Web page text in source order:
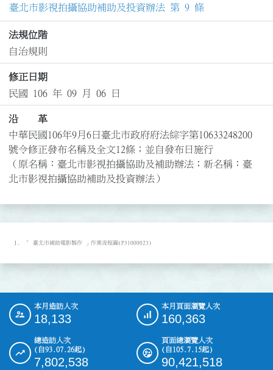
臺北市影視拍攝協助補助及投資辦法 第 9 條
法規位階
自治規則
修正日期
民國 106 年 09 月 06 日
沿 革
中華民國106年9月6日臺北市政府府法綜字第10633248200
號令修正發布名稱及全文12條；並自發布日施行
（原名稱：臺北市影視拍攝協助及補助辦法；新名稱：臺
北市影視拍攝協助補助及投資辦法）
「 臺北市補助電影製作 」作業流程圖(P31000023)
::: 本月造訪人次
18,133
本月頁面瀏覽人次
160,363
總造訪人次
(自93.07.26起)
7,802,538
頁面總瀏覽人次
(自105.7.15起)
90,421,518